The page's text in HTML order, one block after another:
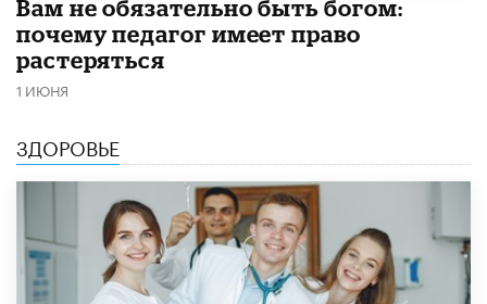
​Вам не обязательно быть богом:
почему педагог имеет право
растеряться
1 ИЮНЯ
ЗДОРОВЬЕ